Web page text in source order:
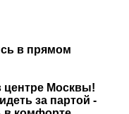
в прямом
центре Москвы!
за партой -